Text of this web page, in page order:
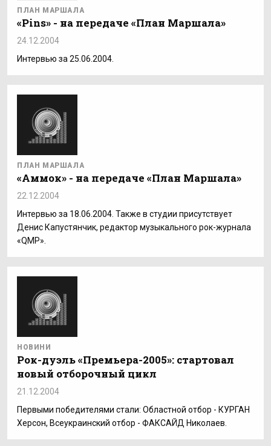
ПЛАН МАРШАЛА
«Pins» - на передаче «План Маршала»
24.12.2004
Интервью за 25.06.2004.
ПЛАН МАРШАЛА
«Аммок» - на передаче «План Маршала»
22.12.2004
Интервью за 18.06.2004. Также в студии присутствует
Денис Капустянчик, редактор музыкального рок-журнала
«QMP».
НОВИНИ
Рок-дуэль «Премьера-2005»: стартовал
новый отборочный цикл
21.12.2004
Первыми победителями стали: Областной отбор - КУРГАН
Херсон, Всеукраинский отбор - ФАКСАЙД Николаев.